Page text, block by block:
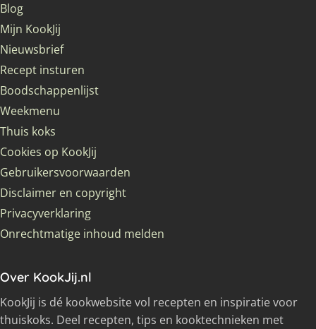
Blog
Mijn KookJij
Nieuwsbrief
Recept insturen
Boodschappenlijst
Weekmenu
Thuis koks
Cookies op KookJij
Gebruikersvoorwaarden
Disclaimer en copyright
Privacyverklaring
Onrechtmatige inhoud melden
Over KookJij.nl
KookJij is dé kookwebsite vol recepten en inspiratie voor
thuiskoks. Deel recepten, tips en kooktechnieken met